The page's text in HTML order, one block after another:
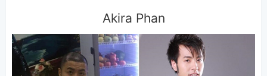
Akira Phan